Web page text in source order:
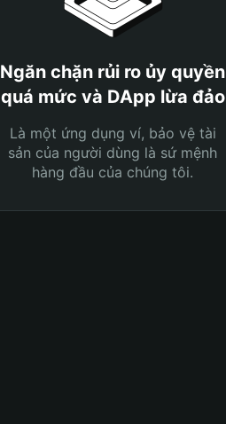
Ngăn chặn rủi ro ủy quyền
quá mức và DApp lừa đảo
Là một ứng dụng ví, bảo vệ tài
sản của người dùng là sứ mệnh
hàng đầu của chúng tôi.